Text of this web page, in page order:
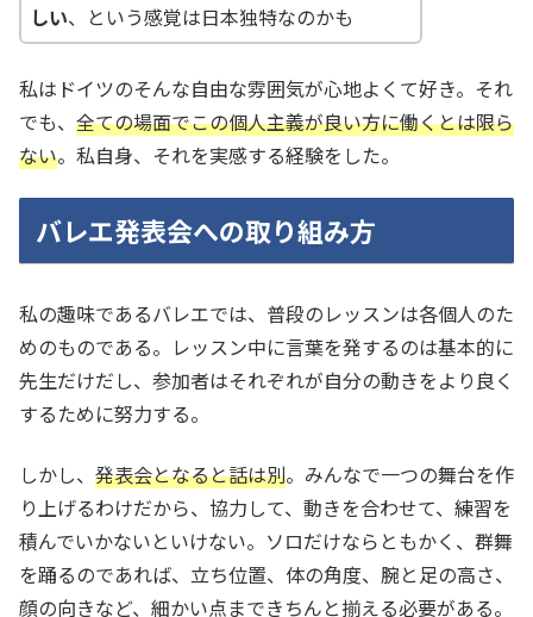
しい、という感覚は日本独特なのかも
私はドイツのそんな自由な雰囲気が心地よくて好き。それ
でも、 全ての場面でこの個人主義が良い方に働くとは限ら
ない。私自身、それを実感する経験をした。
バレエ発表会への取り組み方
私の趣味であるバレエでは、普段のレッスンは各個人のた
めのものである。レッスン中に言葉を発するのは基本的に
先生だけだし、参加者はそれぞれが自分の動きをより良く
するために努力する。
しかし、 発表会となると話は別。みんなで一つの舞台を作
り上げるわけだから、協力して、動きを合わせて、練習を
積んでいかないといけない。ソロだけならともかく、群舞
を踊るのであれば、立ち位置、体の角度、腕と足の高さ、
顔の向きなど、細かい点まできちんと揃える必要がある。